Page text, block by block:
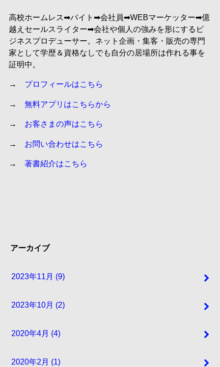
高校ホームレス➡︎バイト➡︎会社員➡︎WEBマーケッター➡︎億
越えセールスライター➡︎会社や個人の強みを形にするビ
ジネスプロデューサー。ネット企画・集客・販売の専門
家として学歴＆資格なしでも自分の居場所は作れる事を
証明中。
→ プロフィールはこちら
→ 無料アプリはこちらから
→ お客さまの声はこちら
→ お問い合わせはこちら
→ 著書紹介はこちら
アーカイブ
2023年11月 (9)
2023年10月 (2)
2020年4月 (4)
2020年2月 (1)